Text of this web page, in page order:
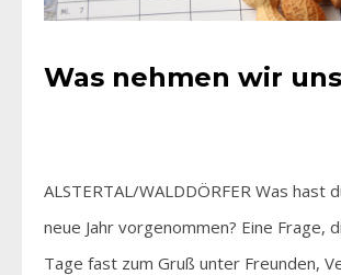
Was nehmen wir
ALSTERTAL/WALDDÖRFER Was hast
neue Jahr vorgenommen? Eine Frage,
Tage fast zum Gruß unter Freunden,